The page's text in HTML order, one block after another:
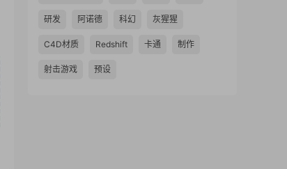
研发 阿诺德 科幻 灰猩猩
C4D材质 Redshift 卡通 制作
射击游戏 预设